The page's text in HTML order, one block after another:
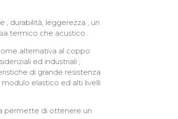
, durabilità, leggerezza , un
termico che acustico.
alternativa al coppo
ed industriali ;
di grande resistenza
elastico ed alti livelli
permette di ottenere un